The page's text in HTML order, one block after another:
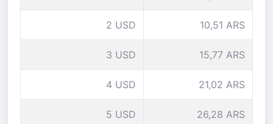
2 USD 10,51 ARS
3 USD 15,77 ARS
4 USD 21,02 ARS
5 USD 26,28 ARS